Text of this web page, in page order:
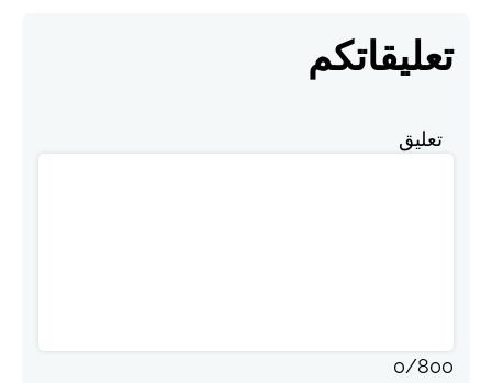
تعليقاتكم
تعليق
0/800